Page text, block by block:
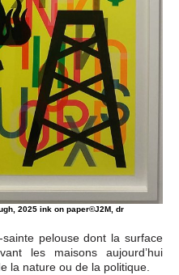
2025 ink on paper©J2M, dr
pelouse dont la surface
les maisons aujourd’hui
la nature ou de la politique.